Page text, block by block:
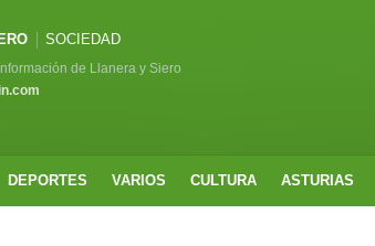
SOCIEDAD
de Llanera y Siero
DEPORTES VARIOS CULTURA ASTURIAS